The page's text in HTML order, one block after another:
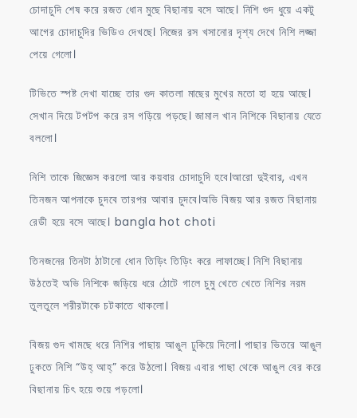
চোদাচুদি শেষ করে রজত ধোন মুছে বিছানায় বসে আছে। নিশি গুদ ধুয়ে একটু
আগের চোদাচুদির ভিডিও দেখছে। নিজের রস খসানোর দৃশ্য দেখে নিশি লজ্জা
পেয়ে গেলো।
টিভিতে স্পষ্ট দেখা যাচ্ছে তার গুদ কাতলা মাছের মুখের মতো হা হয়ে আছে।
সেখান দিয়ে টপটপ করে রস গড়িয়ে পড়ছে। জামাল খান নিশিকে বিছানায় যেতে
বললো।
নিশি তাকে জিজ্ঞেস করলো আর কয়বার চোদাচুদি হবে।আরো দুইবার, এখন
তিনজন আপনাকে চুদবে তারপর আবার চুদবে।অভি বিজয় আর রজত বিছানায়
রেডী হয়ে বসে আছে। bangla hot choti
তিনজনের তিনটা ঠাটানো ধোন তিড়িং তিড়িং করে লাফাচ্ছে। নিশি বিছানায়
উঠতেই অভি নিশিকে জড়িয়ে ধরে ঠোটে গালে চুমু খেতে খেতে নিশির নরম
তুলতুলে শরীরটাকে চটকাতে থাকলো।
বিজয় গুদ খামছে ধরে নিশির পাছায় আঙুল ঢুকিয়ে দিলো। পাছার ভিতরে আঙুল
ঢুকতে নিশি “উহ্‌ আহ্”‌ করে উঠলো। বিজয় এবার পাছা থেকে আঙুল বের করে
বিছানায় চিৎ হয়ে শুয়ে পড়লো।